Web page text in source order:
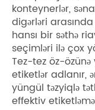
konteynerlər,
digərləri
hansı bir səthə
seçimləri ilə çox
Tez-tez öz-özünə
etiketlər adlanır,
yüngül təzyiqlə
effektiv